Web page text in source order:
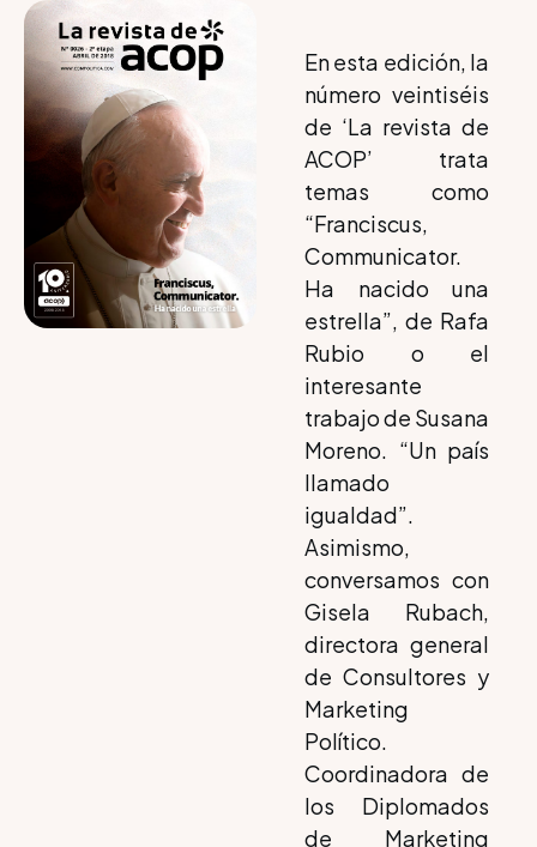
En esta edición, la
número veintiséis
de ‘La revista de
ACOP’ trata
temas como
“Franciscus,
Communicator.
Ha nacido una
estrella”, de Rafa
Rubio o el
interesante
trabajo de Susana
Moreno. “Un país
llamado
igualdad”.
Asimismo,
conversamos con
Gisela Rubach,
directora general
de Consultores y
Marketing
Político.
Coordinadora de
los Diplomados
de Marketing